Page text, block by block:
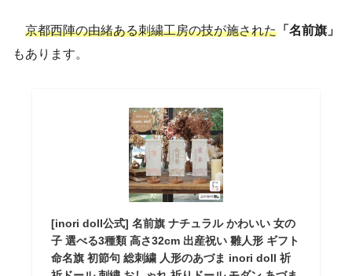
京都西陣の由緒ある刺繍工房の技が施された 「名前旗」
もあります。
[inori doll公式] 名前旗 ナチュラル かわいい 女の
子 選べる3種類 高さ32cm 出産祝い 雛人形 ギフト
命名旗 初節句 総刺繍 人形のあづま inori doll 祈